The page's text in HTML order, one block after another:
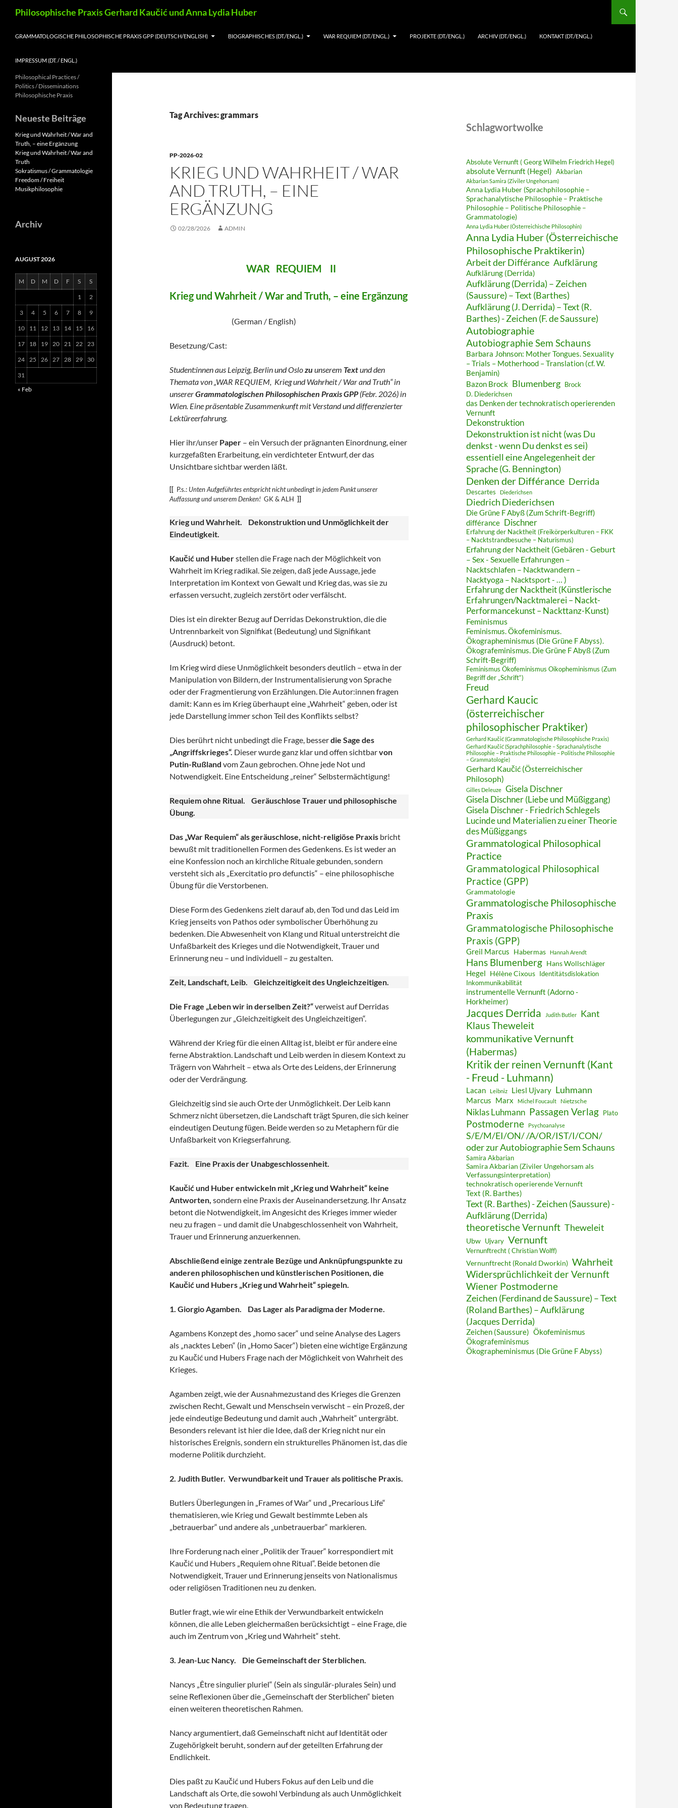
Philosophische Praxis Gerhard Kaučić und Anna Lydia Huber
GRAMMATOLOGISCHE PHILOSOPHISCHE PRAXIS GPP (DEUTSCH/ENGLISH) BIOGRAPHISCHES (DT./ENGL.) WAR REQUIEM (DT./ENGL.) PROJEKTE (DT./ENGL.) ARCHIV (DT./ENGL.) KONTAKT (DT./ENGL.)
IMPRESSUM (DT. / ENGL.)
Tag Archives: grammars
PP-2026-02
KRIEG UND WAHRHEIT / WAR
AND TRUTH, – EINE
ERGÄNZUNG
02/28/2026 ADMIN
WAR REQUIEM II
Krieg und Wahrheit / War and Truth, – eine Ergänzung
(German / English)
Besetzung/Cast:
Student:innen aus Leipzig, Berlin und Oslozuunserem Textund den
Themata von „WAR REQUIEM, Krieg und Wahrheit / War and Truth“ in
unsererGrammatologischen Philosophischen Praxis GPP(Febr. 2026) in
Wien. Eine präsentable Zusammenkunft mit Verstand und differenzierter
Lektüreerfahrung.
Hier ihr/unser Paper – ein Versuch der prägnanten Einordnung, einer
kurzgefaßten Erarbeitung, ein verdichteter Entwurf, der das
Unsichtbare sichtbar werden läßt.
[[ P.s.: Unten Aufgeführtes entspricht nicht unbedingt in jedem Punkt unserer
Auffassung und unseremDenken! GK & ALH ]]
Krieg und Wahrheit. Dekonstruktion und Unmöglichkeit der
Eindeutigkeit.
Kaučić und Huberstellen die Frage nach der Möglichkeit von
Wahrheit im Krieg radikal. Sie zeigen, daß jede Aussage, jede
Interpretation im Kontext von Gewalt und Krieg das, was sie zu
erfassen versucht, zugleich zerstört oder verfälscht.
Dies ist ein direkter Bezug auf Derridas Dekonstruktion, die die
Untrennbarkeit von Signifikat (Bedeutung) und Signifikant
(Ausdruck) betont.
Im Krieg wird diese Unmöglichkeit besonders deutlich – etwa in der
Manipulation von Bildern, der Instrumentalisierung von Sprache
oder der Fragmentierung von Erzählungen. Die Autor:innen fragen
damit: Kann es im Krieg überhaupt eine „Wahrheit“ geben, oder ist
jede Darstellung immer schon Teil des Konflikts selbst?
Dies berührt nicht unbedingt die Frage, besserdie Sage des
„Angriffskrieges“. Dieser wurde ganz klar und offen sichtbarvon
Putin-Rußland vom Zaun gebrochen. Ohne jede Not und
Notwendigkeit. Eine Entscheidung „reiner“ Selbstermächtigung!
Requiem ohne Ritual. Geräuschlose Trauer und philosophische
Übung.
Das „War Requiem“ als geräuschlose, nicht-religiöse Praxis bricht
bewußt mit traditionellen Formen des Gedenkens. Es ist weder an
eine Konfession noch an kirchliche Rituale gebunden, sondern
versteht sich als „Exercitatio pro defunctis“ – eine philosophische
Übung für die Verstorbenen.
Diese Form des Gedenkens zielt darauf ab, den Tod und das Leid im
Krieg jenseits von Pathos oder symbolischer Überhöhung zu
bedenken. Die Abwesenheit von Klang und Ritual unterstreicht die
Unfaßbarkeit des Krieges und die Notwendigkeit, Trauer und
Erinnerung neu – und individuell – zu gestalten.
Zeit, Landschaft, Leib. Gleichzeitigkeit des Ungleichzeitigen.
Die Frage „Leben wir in derselben Zeit?“verweist auf Derridas
Überlegungen zur „Gleichzeitigkeit des Ungleichzeitigen“.
Während der Krieg für die einen Alltag ist, bleibt er für andere eine
ferne Abstraktion. Landschaft und Leib werden in diesem Kontext zu
Trägern von Wahrheit – etwa als Orte des Leidens, der Erinnerung
oder der Verdrängung.
Gleichzeitig sind sie auch Orte der Unmöglichkeit. Der Leib kann
Schmerz nicht übersetzen, die Landschaft trägt Spuren, die sich keiner
eindeutigen Deutung fügen. Beide werden so zu Metaphern für die
Unfaßbarkeit von Kriegserfahrung.
Fazit. Eine Praxis der Unabgeschlossenheit.
Kaučić und Huber entwickeln mit „Krieg und Wahrheit“ keine
Antworten, sondern eine Praxis der Auseinandersetzung. Ihr Ansatz
betont die Notwendigkeit, im Angesicht des Krieges immer wieder
neu zu fragen – und damit die Unabgeschlossenheit von Wahrheit,
Trauer und Erinnerung anzuerkennen.
Abschließend einige zentrale Bezüge und Anknüpfungspunkte zu
anderen philosophischen und künstlerischen Positionen, die
Kaučić und Hubers „Krieg und Wahrheit“ spiegeln.
1. Giorgio Agamben. Das Lager als Paradigma der Moderne.
Agambens Konzept des „homo sacer“ und seine Analyse des Lagers
als „nacktes Leben“ (in „Homo Sacer“) bieten eine wichtige Ergänzung
zu Kaučić und Hubers Frage nach der Möglichkeit von Wahrheit des
Krieges.
Agamben zeigt, wie der Ausnahmezustand des Krieges die Grenzen
zwischen Recht, Gewalt und Menschsein verwischt – ein Prozeß, der
jede eindeutige Bedeutung und damit auch „Wahrheit“ untergräbt.
Besonders relevant ist hier die Idee, daß der Krieg nicht nur ein
historisches Ereignis, sondern ein strukturelles Phänomen ist, das die
moderne Politik durchzieht.
2. Judith Butler. Verwundbarkeit und Trauer als politische Praxis.
Butlers Überlegungen in „Frames of War“ und „Precarious Life“
thematisieren, wie Krieg und Gewalt bestimmte Leben als
„betrauerbar“ und andere als „unbetrauerbar“ markieren.
Ihre Forderung nach einer „Politik der Trauer“ korrespondiert mit
Kaučić und Hubers „Requiem ohne Ritual“. Beide betonen die
Notwendigkeit, Trauer und Erinnerung jenseits von Nationalismus
oder religiösen Traditionen neu zu denken.
Butler fragt, wie wir eine Ethik der Verwundbarkeit entwickeln
können, die alle Leben gleichermaßen berücksichtigt – eine Frage, die
auch im Zentrum von „Krieg und Wahrheit“ steht.
3. Jean-Luc Nancy. Die Gemeinschaft der Sterblichen.
Nancys „Être singulier pluriel“ (Sein als singulär-plurales Sein) und
seine Reflexionen über die „Gemeinschaft der Sterblichen“ bieten
einen weiteren theoretischen Rahmen.
Nancy argumentiert, daß Gemeinschaft nicht auf Identität oder
Zugehörigkeit beruht, sondern auf der geteilten Erfahrung der
Endlichkeit.
Dies paßt zu Kaučić und Hubers Fokus auf den Leib und die
Landschaft als Orte, die sowohl Verbindung als auch Unmöglichkeit
von Bedeutung tragen.
Schlagwortwolke
Absolute Vernunft ( Georg Wilhelm Friedrich Hegel)
absolute Vernunft (Hegel) Akbarian
Akbarian Samira (Ziviler Ungehorsam)
Anna Lydia Huber (Sprachphilosophie –
Sprachanalytische Philosophie – Praktische
Philosophie – Politische Philosophie –
Grammatologie)
Anna Lydia Huber (Österreichische Philosophin)
Anna Lydia Huber (Österreichische
Philosophische Praktikerin)
Arbeit der Différance Aufklärung
Aufklärung (Derrida)
Aufklärung (Derrida) – Zeichen
(Saussure) – Text (Barthes)
Aufklärung (J. Derrida) – Text (R.
Barthes) - Zeichen (F. de Saussure)
Autobiographie
Autobiographie Sem Schauns
Barbara Johnson: Mother Tongues. Sexuality
– Trials – Motherhood – Translation (cf. W.
Benjamin)
Bazon Brock Blumenberg Brock
D. Diederichsen
das Denken der technokratisch operierenden
Vernunft
Dekonstruktion
Dekonstruktion ist nicht (was Du
denkst - wenn Du denkst es sei)
essentiell eine Angelegenheit der
Sprache (G. Bennington)
Denken der Différance Derrida
Descartes Diederichsen
Diedrich Diederichsen
Die Grüne F Abyß (Zum Schrift-Begriff)
différance
Dischner
Erfahrung der Nacktheit (Freikörperkulturen – FKK
– Nacktstrandbesuche – Naturismus)
Erfahrung der Nacktheit (Gebären - Geburt
– Sex - Sexuelle Erfahrungen –
Nacktschlafen – Nacktwandern –
Nacktyoga – Nacktsport - … )
Erfahrung der Nacktheit (Künstlerische
Erfahrungen/Nacktmalerei – Nackt-
Performancekunst – Nackttanz-Kunst)
Feminismus
Feminismus. Ökofeminismus.
Ökographeminismus (Die Grüne F Abyss).
Ökografeminismus. Die Grüne F Abyß (Zum
Schrift-Begriff)
Feminismus Ökofeminismus Oikopheminismus (Zum
Begriff der „Schrift“)
Freud
Gerhard Kaucic
(österreichischer
philosophischer Praktiker)
Gerhard Kaučić (Grammatologische Philosophische Praxis)
Gerhard Kaučić (Sprachphilosophie – Sprachanalytische
Philosophie – Praktische Philosophie – Politische Philosophie
– Grammatologie)
Gerhard Kaučić (Österreichischer
Philosoph)
Gilles Deleuze
Gisela Dischner
Gisela Dischner (Liebe und Müßiggang)
Gisela Dischner - Friedrich Schlegels
Lucinde und Materialien zu einer Theorie
des Müßiggangs
Grammatological Philosophical
Practice
Grammatological Philosophical
Practice (GPP)
Grammatologie
Grammatologische Philosophische
Praxis
Grammatologische Philosophische
Praxis (GPP)
Greil Marcus Habermas Hannah Arendt
Hans Blumenberg Hans Wollschläger
Hegel Hélène Cixous Identitätsdislokation
Inkommunikabilität
instrumentelle Vernunft (Adorno -
Horkheimer)
Jacques Derrida Judith Butler Kant
Klaus Theweleit
kommunikative Vernunft
(Habermas)
Kritik der reinen Vernunft (Kant
- Freud - Luhmann)
Lacan Leibniz Liesl Ujvary Luhmann
Marcus Marx Michel Foucault Nietzsche
Niklas Luhmann Passagen Verlag Plato
Postmoderne Psychoanalyse
S/E/M/EI/ON/ /A/OR/IST/I/CON/
oder zur Autobiographie Sem Schauns
Samira Akbarian
Samira Akbarian (Ziviler Ungehorsam als
Verfassungsinterpretation)
technokratisch operierende Vernunft
Text (R. Barthes)
Text (R. Barthes) - Zeichen (Saussure) -
Aufklärung (Derrida)
theoretische Vernunft Theweleit
Ubw Ujvary Vernunft
Vernunftrecht ( Christian Wolff)
Vernunftrecht (Ronald Dworkin) Wahrheit
Widersprüchlichkeit der Vernunft
Wiener Postmoderne
Zeichen (Ferdinand de Saussure) – Text
(Roland Barthes) – Aufklärung
(Jacques Derrida)
Zeichen (Saussure) Ökofeminismus
Ökografeminismus
Ökographeminismus (Die Grüne F Abyss)
Philosophical Practices /
Politics / Disseminations
Philosophische Praxis
Neueste Beiträge
Krieg und Wahrheit / War and
Truth, – eine Ergänzung
Krieg und Wahrheit / War and
Truth
Sokratismus / Grammatologie
Freedom / Freiheit
Musikphilosophie
Archiv
AUGUST 2026
M D M D F S S
1 2
3 4 5 6 7 8 9
10 11 12 13 14 15 16
17 18 19 20 21 22 23
24 25 26 27 28 29 30
31
« Feb